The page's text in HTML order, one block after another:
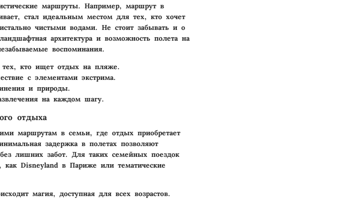
маршруты. Например, маршрут в
стал идеальным местом для тех, кто хочет
чистыми водами. Не стоит забывать и о
архитектура и возможность полета на
воспоминания.
тех, кто ищет отдых на пляже.
с элементами экстрима.
и природы.
на каждом шагу.
отдыха
маршрутам в семьи, где отдых приобретает
задержка в полетах позволяют
лишних забот. Для таких семейных поездок
как Disneyland в Париже или тематические
магия, доступная для всех возрастов.